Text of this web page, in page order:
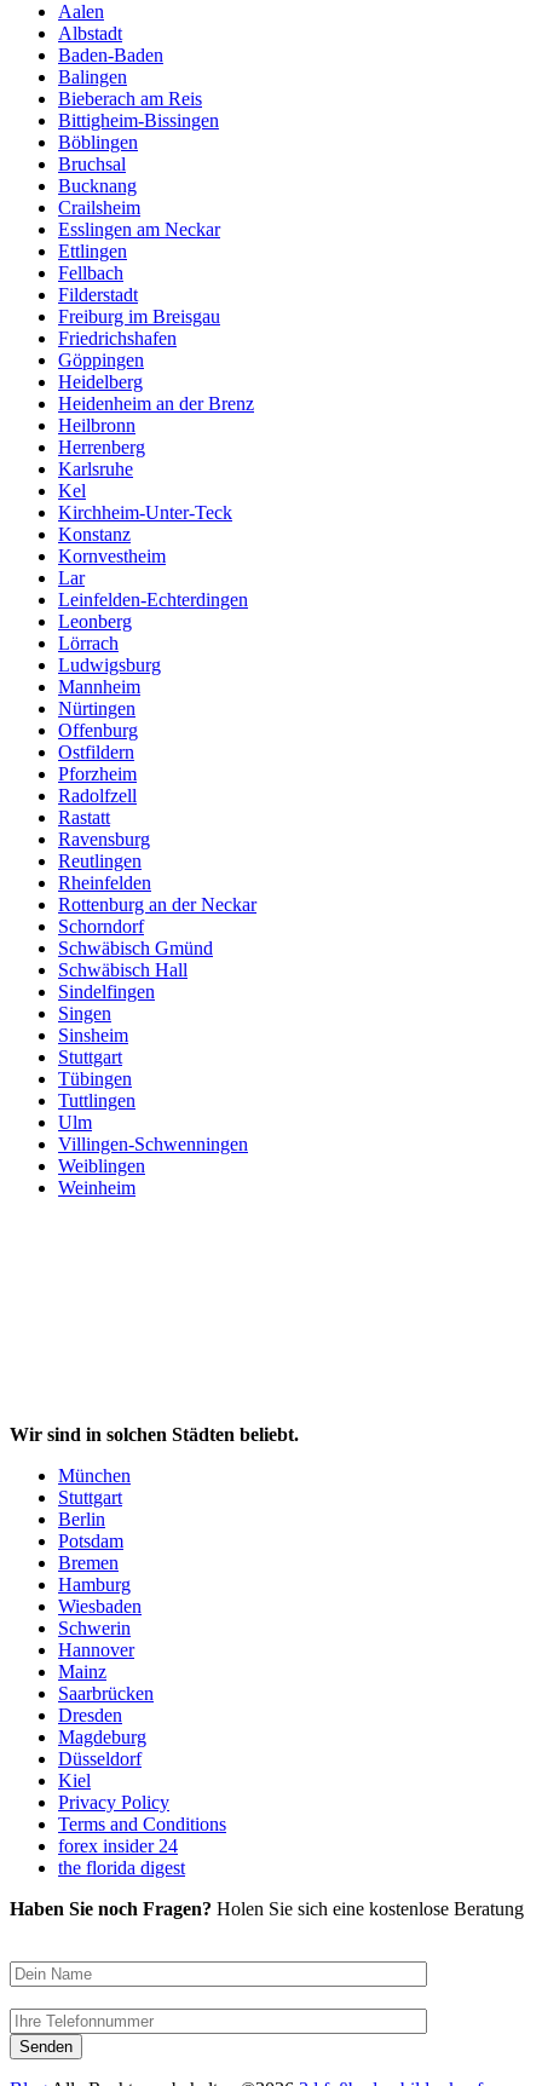
Aalen
Albstadt
Baden-Baden
Balingen
Bieberach am Reis
Bittigheim-Bissingen
Böblingen
Bruchsal
Bucknang
Crailsheim
Esslingen am Neckar
Ettlingen
Fellbach
Filderstadt
Freiburg im Breisgau
Friedrichshafen
Göppingen
Heidelberg
Heidenheim an der Brenz
Heilbronn
Herrenberg
Karlsruhe
Kel
Kirchheim-Unter-Teck
Konstanz
Kornvestheim
Lar
Leinfelden-Echterdingen
Leonberg
Lörrach
Ludwigsburg
Mannheim
Nürtingen
Offenburg
Ostfildern
Pforzheim
Radolfzell
Rastatt
Ravensburg
Reutlingen
Rheinfelden
Rottenburg an der Neckar
Schorndorf
Schwäbisch Gmünd
Schwäbisch Hall
Sindelfingen
Singen
Sinsheim
Stuttgart
Tübingen
Tuttlingen
Ulm
Villingen-Schwenningen
Weiblingen
Weinheim
Wir sind in solchen Städten beliebt.
München
Stuttgart
Berlin
Potsdam
Bremen
Hamburg
Wiesbaden
Schwerin
Hannover
Mainz
Saarbrücken
Dresden
Magdeburg
Düsseldorf
Kiel
Privacy Policy
Terms and Conditions
forex insider 24
the florida digest
Haben Sie noch Fragen? Holen Sie sich eine kostenlose Beratung